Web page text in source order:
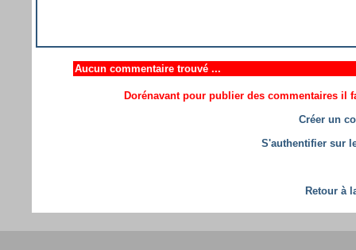
Aucun commentaire trouvé ...
Dorénavant pour publier des commentaires il
Créer un
S'authentifier sur
Retour à